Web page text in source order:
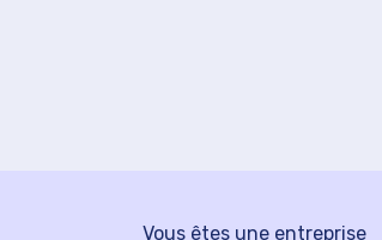
Vous êtes une entreprise